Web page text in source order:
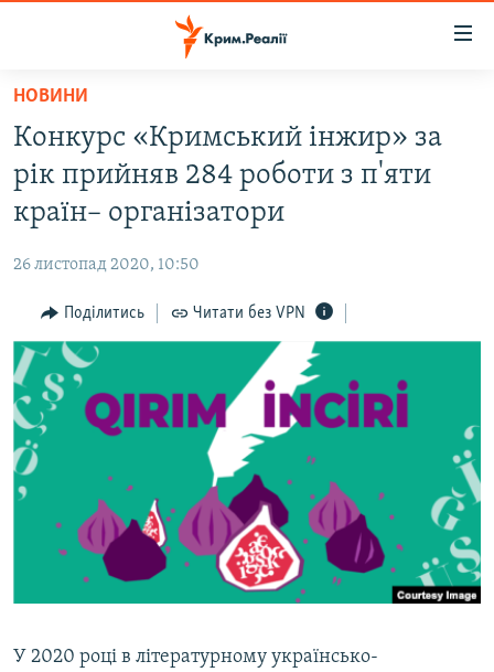
Перейти
основного
матеріалу
Перейти
до
основної
Перейти
до
пошуку
ВОДА.КРИМ
ВІДЕО ТА ФОТО
БЛОГИ
ПОГЛЯД
ІНТЕРВ'Ю
ВСЕ ЗА ДЕНЬ
СПЕЦПРОЕКТИ
ДЕПОРТАЦІЯ
ВІДЕОУРОКИ «ELIFBE»
СВІДЧЕННЯ ОКУПАЦІЇ
УКРАЇНСЬКА ПРОБЛЕМА КРИМУ
ЯК ОБІЙТИ БЛОКУВАННЯ
Русский
Qırımtatar
НОВИНИ
Конкурс «Кримський інжир» за
рік прийняв 284 роботи з п'яти
країн– організатори
26 листопад 2020, 10:50
Поділитись Читати без VPN
У 2020 році в літературному українсько-